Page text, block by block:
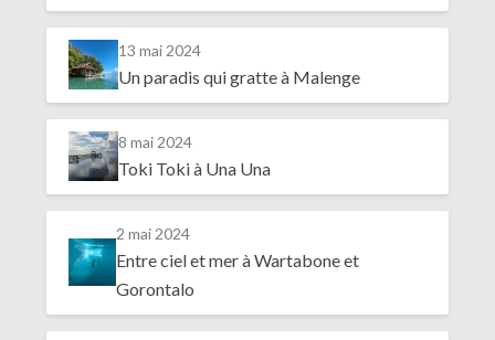
13 mai 2024
Un paradis qui gratte à Malenge
8 mai 2024
Toki Toki à Una Una
2 mai 2024
Entre ciel et mer à Wartabone et
Gorontalo